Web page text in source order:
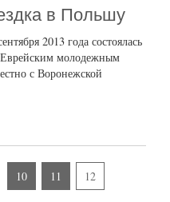
в Польшу
2013 года состоялась
Еврейским молодежным
с Воронежской
10 11 12